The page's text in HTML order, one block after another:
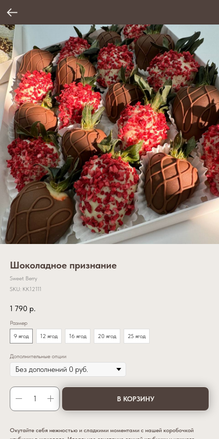
Шоколадное признание
Sweet Berry
SKU: KK12111
1 790 р.
Размер
9 ягод
12 ягод 16 ягод 20 ягод 25 ягод
Дополнительные опции
В КОРЗИНУ
Окутайте себя нежностью и сладкими моментами с нашей коробочкой